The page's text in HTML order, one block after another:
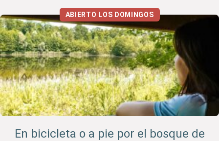
encantó Me gustó menos Una […]
ABIERTO LOS DOMINGOS
En bicicleta o a pie por el bosque de